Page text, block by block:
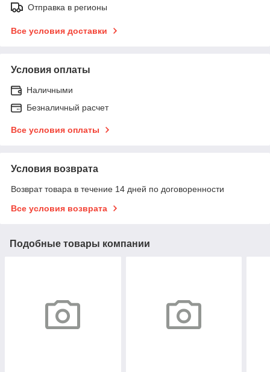
Отправка в регионы
Все условия доставки
Условия оплаты
Наличными
Безналичный расчет
Все условия оплаты
Условия возврата
Возврат товара в течение 14 дней по договоренности
Все условия возврата
Подобные товары компании